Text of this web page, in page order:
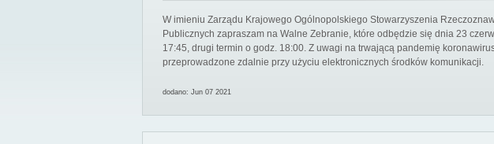
W imieniu Zarządu Krajowego Ogólnopolskiego Stowarzyszenia
Publicznych zapraszam na Walne Zebranie, które odbędzie się dnia 23
17:45, drugi termin o godz. 18:00. Z uwagi na trwającą pandemię
przeprowadzone zdalnie przy użyciu elektronicznych środków komunikacji.
dodano: Jun 07 2021